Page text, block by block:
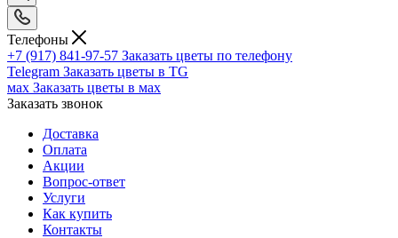
Телефоны
+7 (917) 841-97-57 Заказать цветы по телефону
Telegram Заказать цветы в TG
мах Заказать цветы в мах
Заказать звонок
Доставка
Оплата
Акции
Вопрос-ответ
Услуги
Как купить
Контакты